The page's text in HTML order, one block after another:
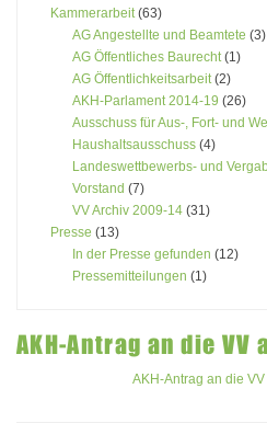
Kammerarbeit(63)
AG Angestellte und Beamtete (3)
AG Öffentliches Baurecht(1)
AG Öffentlichkeitsarbeit(2)
AKH-Parlament 2014-19 (26)
Ausschuss für Aus-, Fort- und
Haushaltsausschuss (4)
Landeswettbewerbs- und
Vorstand (7)
VV Archiv 2009-14 (31)
Presse (13)
In der Presse gefunden (12)
Pressemitteilungen (1)
AKH-Antrag an die VV
AKH-Antrag an die